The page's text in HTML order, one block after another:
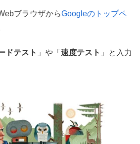
ブラウザからGoogleのトップペ
ドテスト 」や「 速度テスト 」と入力